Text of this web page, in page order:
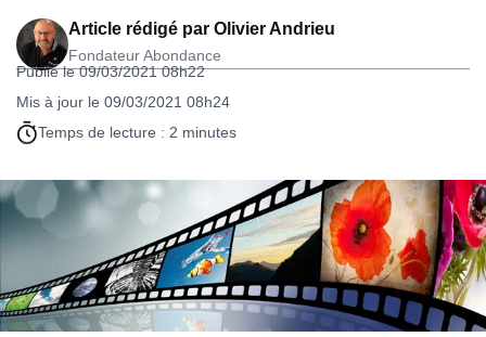
Article rédigé par Olivier Andrieu
Fondateur Abondance
Publié le 09/03/2021 08h22
Mis à jour le 09/03/2021 08h24
Temps de lecture : 2 minutes